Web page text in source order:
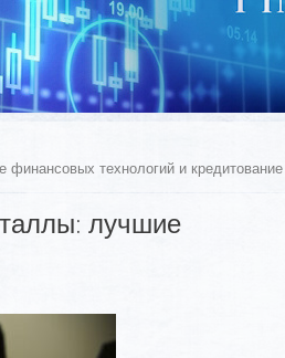
финансовых технологий и кредитование
лучшие